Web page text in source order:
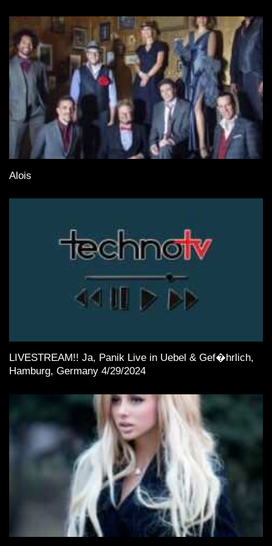
Alois
LIVESTREAM!! Ja, Panik Live in Uebel & Gef�hrlich,
Hamburg, Germany 4/29/2024